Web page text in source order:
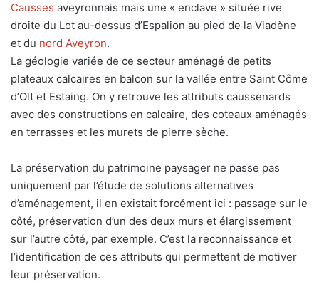
Causses aveyronnais mais une « enclave » située rive
droite du Lot au-dessus d’Espalion au pied de la Viadène
et du nord Aveyron.
La géologie variée de ce secteur aménagé de petits
plateaux calcaires en balcon sur la vallée entre Saint Côme
d’Olt et Estaing. On y retrouve les attributs caussenards
avec des constructions en calcaire, des coteaux aménagés
en terrasses et les murets de pierre sèche.
La préservation du patrimoine paysager ne passe pas
uniquement par l’étude de solutions alternatives
d’aménagement, il en existait forcément ici : passage sur le
côté, préservation d’un des deux murs et élargissement
sur l’autre côté, par exemple. C’est la reconnaissance et
l’identification de ces attributs qui permettent de motiver
leur préservation.